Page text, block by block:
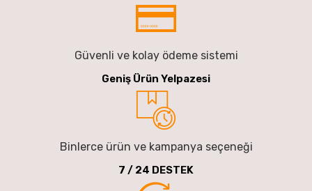
Güvenli ve kolay ödeme sistemi
Geniş Ürün Yelpazesi
Binlerce ürün ve kampanya seçeneği
7 / 24 DESTEK